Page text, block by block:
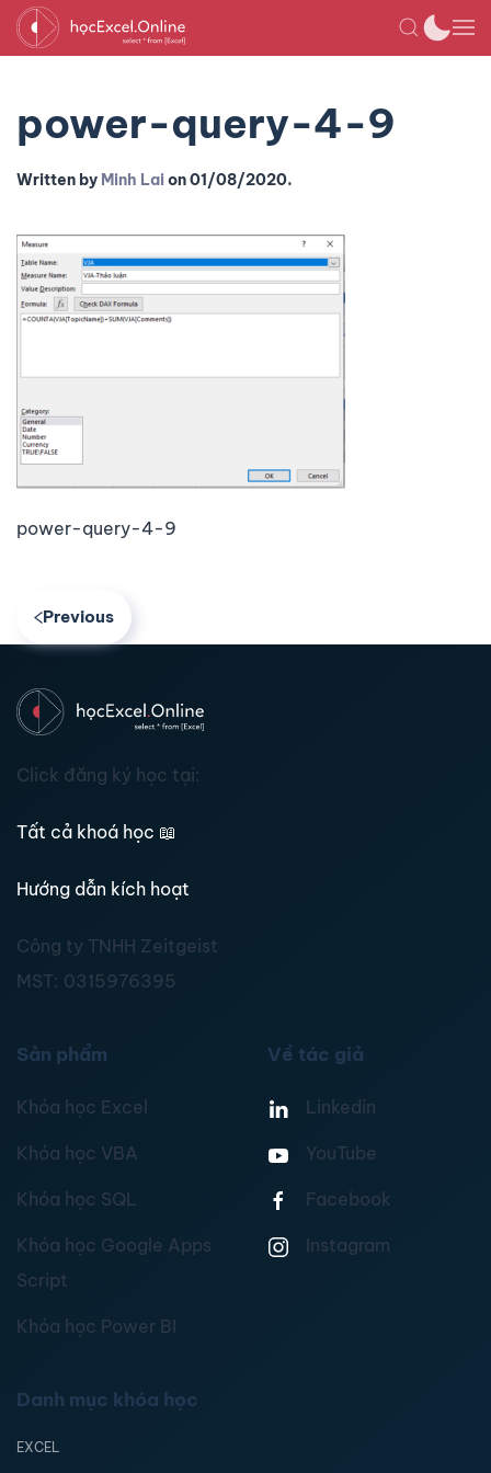
power-query-4-9
Written by Minh Laion01/08/2020.
power-query-4-9
Previous
Click đăng ký học tại:
Tất cả khoá học 📖
Hướng dẫn kích hoạt
Công ty TNHH Zeitgeist
MST: 0315976395
Sản phẩm
Khóa học Excel
Khóa học VBA
Khóa học SQL
Khóa học Google Apps
Script
Khóa học Power BI
Về tác giả
Linkedin
YouTube
Facebook
Instagram
Danh mục khóa học
EXCEL